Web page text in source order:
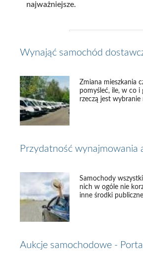
najważniejsze.
Wynająć samochód
Zmiana mieszkania
pomyśleć, ile, w co i
rzeczą jest wybranie
Przydatność wynajmowania
Samochody
nich w ogóle nie
inne środki
Aukcje samochodowe -